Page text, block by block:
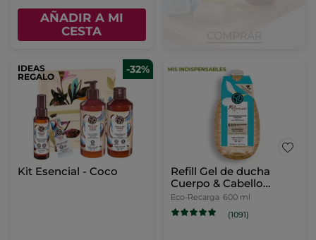
AÑADIR A MI
CESTA
IDEAS
REGALO
-32%
Kit Esencial - Coco
Refill Gel de ducha
Cuerpo & Cabello
Monoi
Eco-Recarga 600 ml
(1091)